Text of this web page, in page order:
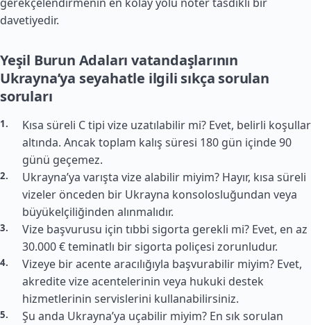
davetiyedir.
Yeşil Burun Adaları vatandaşlarının
Ukrayna’ya seyahatle ilgili sıkça sorulan
soruları
Kısa süreli C tipi vize uzatılabilir mi? Evet, belirli koşullar
altında. Ancak toplam kalış süresi 180 gün içinde 90
günü geçemez.
Ukrayna’ya varışta vize alabilir miyim? Hayır, kısa süreli
vizeler önceden bir Ukrayna konsolosluğundan veya
büyükelçiliğinden alınmalıdır.
Vize başvurusu için tıbbi sigorta gerekli mi? Evet, en az
30.000 € teminatlı bir sigorta poliçesi zorunludur.
Vizeye bir acente aracılığıyla başvurabilir miyim? Evet,
akredite vize acentelerinin veya hukuki destek
hizmetlerinin servislerini kullanabilirsiniz.
Şu anda Ukrayna’ya uçabilir miyim? En sık sorulan